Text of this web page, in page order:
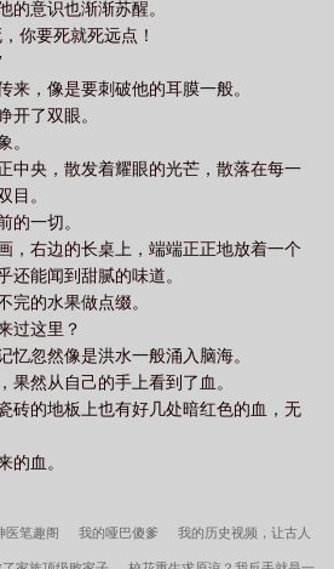
的意识也渐渐苏醒。
你要死就死远点！
来，像是要刺破他的耳膜一般。
开了双眼。
。
中央，散发着耀眼的光芒，散落在每一
目。
的一切。
，右边的长桌上，端端正正地放着一个
还能闻到甜腻的味道。
完的水果做点缀。
过这里？
忆忽然像是洪水一般涌入脑海。
果然从自己的手上看到了血。
砖的地板上也有好几处暗红色的血，无
的血。
医笔趣阁 我的哑巴傻爹 我的历史视频，让古人